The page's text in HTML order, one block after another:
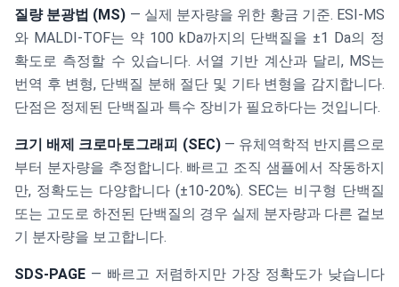
질량 분광법 (MS) — 실제 분자량을 위한 황금 기준. ESI-MS
와 MALDI-TOF는 약 100 kDa까지의 단백질을 ±1 Da의 정
확도로 측정할 수 있습니다. 서열 기반 계산과 달리, MS는
번역 후 변형, 단백질 분해 절단 및 기타 변형을 감지합니다.
단점은 정제된 단백질과 특수 장비가 필요하다는 것입니다.
크기 배제 크로마토그래피 (SEC)— 유체역학적 반지름으로
부터 분자량을 추정합니다. 빠르고 조직 샘플에서 작동하지
만, 정확도는 다양합니다 (±10-20%). SEC는 비구형 단백질
또는 고도로 하전된 단백질의 경우 실제 분자량과 다른 겉보
기 분자량을 보고합니다.
SDS-PAGE — 빠르고 저렴하지만 가장 정확도가 낮습니다